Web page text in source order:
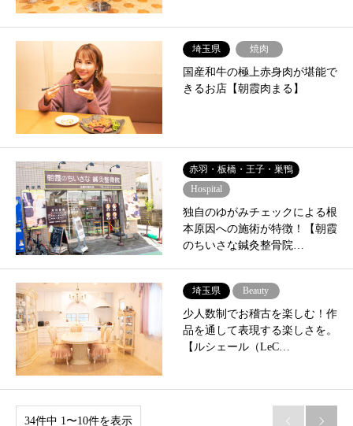
埼玉県 焼肉
国産和牛の極上赤身肉が堪能で
きるお店【朝霞肉まる】
赤羽・板橋・王子・巣鴨
Hospital
独自のゆがみチェックによる根
本原因への施術が特徴！【朝霞
のちいさな鍼灸整骨院…
埼玉県 Beauty
少人数制でお稽古を楽しむ！作
品を通して表現する楽しさを。
【ルシェール（LeC…
34件中 1〜10件を表示  